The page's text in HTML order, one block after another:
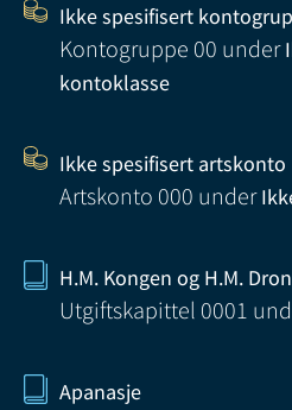
Ikke spesifisert
Kontogruppe 00 under
kontoklasse
Ikke spesifisert artskonto
Artskonto 000 under
H.M. Kongen og H.M.
Utgiftskapittel 0001
Apanasje